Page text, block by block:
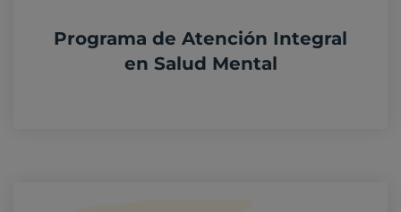
Programa de Atención Integral
en Salud Mental